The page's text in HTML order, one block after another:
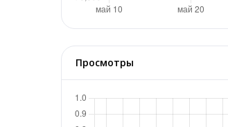
Просмотры